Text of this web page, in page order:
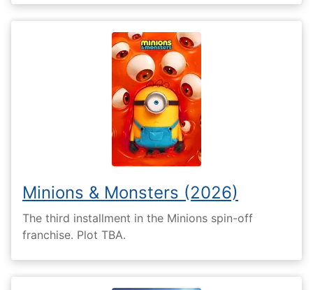
Minions & Monsters (2026)
The third installment in the Minions spin-off
franchise. Plot TBA.